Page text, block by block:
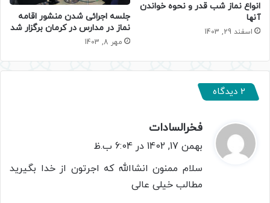
انواع نماز شب قدر و نحوه خواندن
آنها
اسفند 29, 1403
جلسه اجرائی شدن منشور اقامه
نماز در مدارس در کرمان برگزار شد
مهر 8, 1403
2 دیدگاه
فخرالسادات
ف
بهمن 17, 1402 در 6:04 ب.ظ
سلام ممنون انشاالله که اجرتون از خدا بگیرید
مطالب خیلی عالی